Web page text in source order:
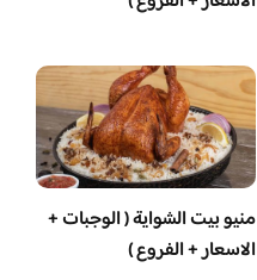
منيو بيت الشواية ( الوجبات +
الاسعار + الفروع )